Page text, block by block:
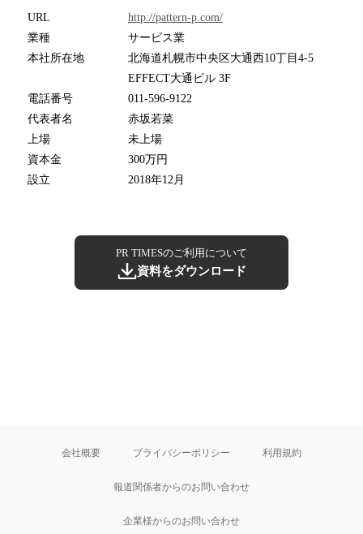
URL
http://pattern-p.com/
業種
サービス業
本社所在地
北海道札幌市中央区大通西10丁目4-5
EFFECT大通ビル 3F
電話番号
011-596-9122
代表者名
赤坂若菜
上場
未上場
資本金
300万円
設立
2018年12月
PR TIMESのご利用について
資料をダウンロード
会社概要 プライバシーポリシー 利用規約
報道関係者からのお問い合わせ
企業様からのお問い合わせ